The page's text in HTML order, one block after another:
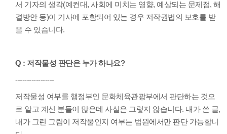
서 기자의 생각(예컨대, 사회에 미치는 영향, 예상되는 문제점, 해
결방안 등)이 기사에 포함되어 있는 경우 저작권법의 보호를 받
을 수 있습니다.
Q : 저작물성 판단은 누가 하나요?
-----------------
저작물성 여부를 행정부인 문화체육관광부에서 판단하는 것으
로 알고 계신 분들이 많은데 사실은 그렇지 않습니다. 내가 쓴 글,
내가 그린 그림이 저작물인지 여부는 법원에서만 판단 가능합니